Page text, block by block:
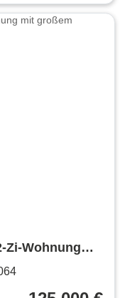
Zi-Wohnung